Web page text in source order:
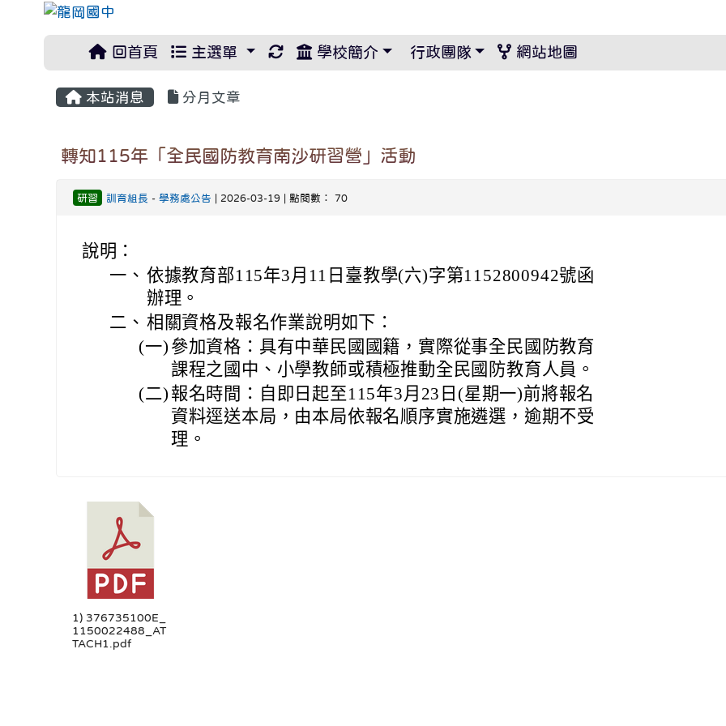
回首頁 主選單 重新取得佈景設定
學校簡介 行政團隊 網站地圖
本站消息 分月文章
轉知115年「全民國防教育南沙研習營」活動
研習 訓育組長 - 學務處公告 | 2026-03-19 | 點閱數： 70
說明：
一、 依據教育部115年3月11日臺教學(六)字第1152800942號函
辦理。
二、 相關資格及報名作業說明如下：
(一) 參加資格：具有中華民國國籍，實際從事全民國防教育
課程之國中、小學教師或積極推動全民國防教育人員。
(二) 報名時間：自即日起至115年3月23日(星期一)前將報名
資料逕送本局，由本局依報名順序實施遴選，逾期不受
理。
1) 376735100E_
1150022488_AT
TACH1.pdf